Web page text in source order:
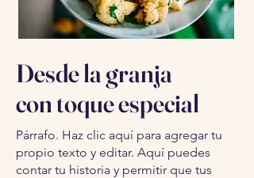
Desde la granja
con toque especial
Párrafo. Haz clic aquí para agregar tu
propio texto y editar. Aquí puedes
contar tu historia y permitir que tus